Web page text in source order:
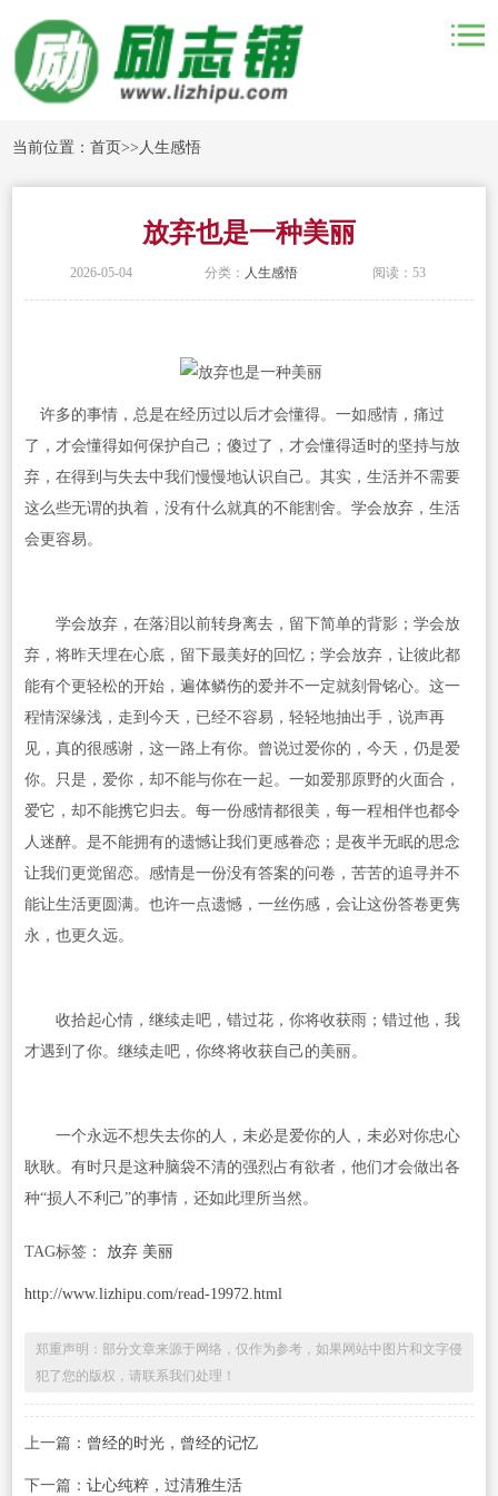
当前位置：首页>> 人生感悟
放弃也是一种美丽
2026-05-04 分类： 人生感悟 阅读：53
许多的事情，总是在经历过以后才会懂得。一如感情，痛过
了，才会懂得如何保护自己；傻过了，才会懂得适时的坚持与放
弃，在得到与失去中我们慢慢地认识自己。其实，生活并不需要
这么些无谓的执着，没有什么就真的不能割舍。学会放弃，生活
会更容易。
学会放弃，在落泪以前转身离去，留下简单的背影；学会放
弃，将昨天埋在心底，留下最美好的回忆；学会放弃，让彼此都
能有个更轻松的开始，遍体鳞伤的爱并不一定就刻骨铭心。这一
程情深缘浅，走到今天，已经不容易，轻轻地抽出手，说声再
见，真的很感谢，这一路上有你。曾说过爱你的，今天，仍是爱
你。只是，爱你，却不能与你在一起。一如爱那原野的火面合，
爱它，却不能携它归去。每一份感情都很美，每一程相伴也都令
人迷醉。是不能拥有的遗憾让我们更感眷恋；是夜半无眠的思念
让我们更觉留恋。感情是一份没有答案的问卷，苦苦的追寻并不
能让生活更圆满。也许一点遗憾，一丝伤感，会让这份答卷更隽
永，也更久远。
收拾起心情，继续走吧，错过花，你将收获雨；错过他，我
才遇到了你。继续走吧，你终将收获自己的美丽。
一个永远不想失去你的人，未必是爱你的人，未必对你忠心
耿耿。有时只是这种脑袋不清的强烈占有欲者，他们才会做出各
种“损人不利己”的事情，还如此理所当然。
TAG标签： 放弃 美丽
http://www.lizhipu.com/read-19972.html
郑重声明：部分文章来源于网络，仅作为参考，如果网站中图片和文字侵
犯了您的版权，请联系我们处理！
上一篇： 曾经的时光，曾经的记忆
下一篇： 让心纯粹，过清雅生活